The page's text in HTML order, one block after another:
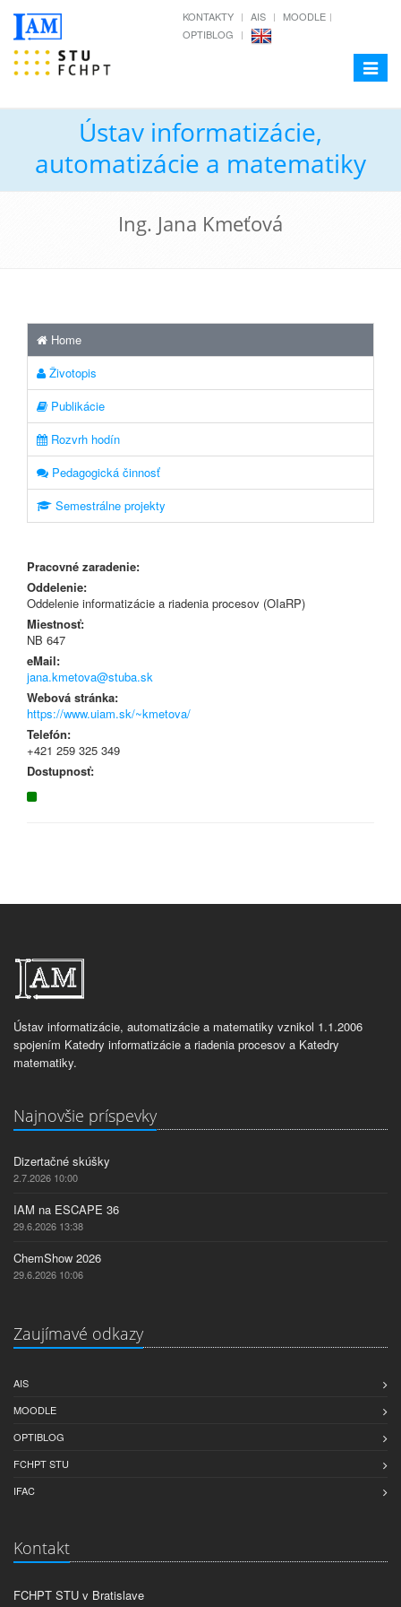
KONTAKTY AIS
MOODLE
OPTIBLOG
Toggle
Ústav informatizácie,
automatizácie a matematiky
Ing. Jana Kmeťová
Home
Životopis
Publikácie
Rozvrh hodín
Pedagogická činnosť
Semestrálne projekty
Pracovné zaradenie:
Oddelenie:
Oddelenie informatizácie a riadenia procesov (OIaRP)
Miestnosť:
NB 647
eMail:
jana.kmetova@stuba.sk
Webová stránka:
https://www.uiam.sk/~kmetova/
Telefón:
+421 259 325 349
Dostupnosť:
Ústav informatizácie, automatizácie a matematiky vznikol 1.1.2006
spojením Katedry informatizácie a riadenia procesov a Katedry
matematiky.
Najnovšie príspevky
Dizertačné skúšky
2.7.2026 10:00
IAM na ESCAPE 36
29.6.2026 13:38
ChemShow 2026
29.6.2026 10:06
Zaujímavé odkazy
AIS
MOODLE
OPTIBLOG
FCHPT STU
IFAC
Kontakt
FCHPT STU v Bratislave